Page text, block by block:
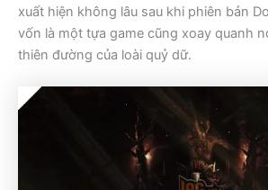
xuất hiện không lâu sau khi phiên bản
vốn là một tựa game cũng xoay quanh
thiên đường của loài quỷ dữ.